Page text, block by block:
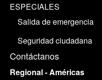
ESPECIALES
Salida de emergencia
Seguridad ciudadana
Contáctanos
Regional - Américas